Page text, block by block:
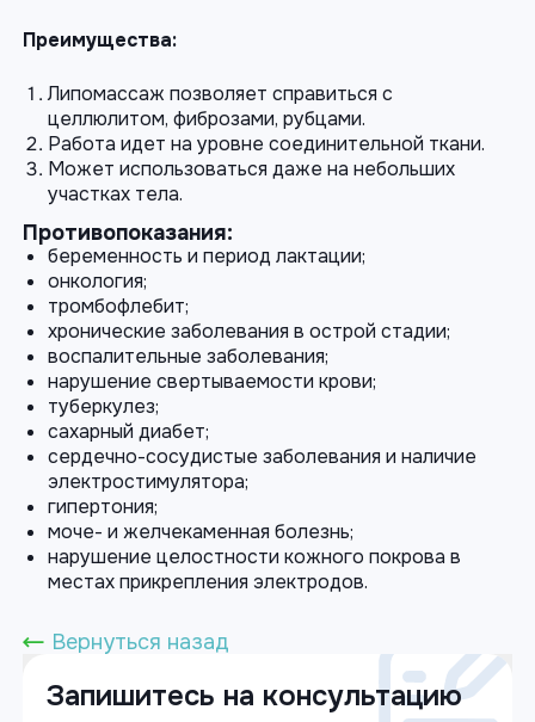
Преимущества:
Липомассаж позволяет справиться с
целлюлитом, фиброзами, рубцами.
Работа идет на уровне соединительной ткани.
Может использоваться даже на небольших
участках тела.
Противопоказания:
беременность и период лактации;
онкология;
тромбофлебит;
хронические заболевания в острой стадии;
воспалительные заболевания;
нарушение свертываемости крови;
туберкулез;
сахарный диабет;
сердечно-сосудистые заболевания и наличие
электростимулятора;
гипертония;
моче- и желчекаменная болезнь;
нарушение целостности кожного покрова в
местах прикрепления электродов.
Вернуться назад
Запишитесь на консультацию